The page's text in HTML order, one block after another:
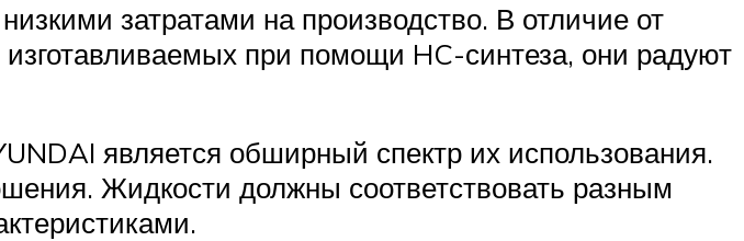
затратами на производство. В отличие от
изготавливаемых при помощи HC-синтеза, они радуют
является обширный спектр их использования.
Жидкости должны соответствовать разным